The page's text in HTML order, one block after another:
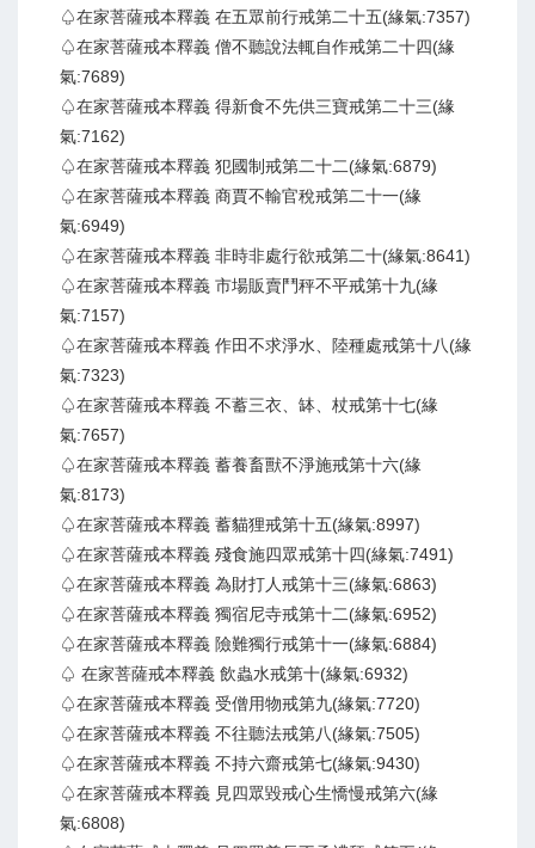
♤在家菩薩戒本釋義 在五眾前行戒第二十五(緣氣:7357)
♤在家菩薩戒本釋義 僧不聽說法輒自作戒第二十四(緣
氣:7689)
♤在家菩薩戒本釋義 得新食不先供三寶戒第二十三(緣
氣:7162)
♤在家菩薩戒本釋義 犯國制戒第二十二(緣氣:6879)
♤在家菩薩戒本釋義 商賈不輸官稅戒第二十一(緣
氣:6949)
♤在家菩薩戒本釋義 非時非處行欲戒第二十(緣氣:8641)
♤在家菩薩戒本釋義 市場販賣鬥秤不平戒第十九(緣
氣:7157)
♤在家菩薩戒本釋義 作田不求淨水、陸種處戒第十八(緣
氣:7323)
♤在家菩薩戒本釋義 不蓄三衣、缽、杖戒第十七(緣
氣:7657)
♤在家菩薩戒本釋義 蓄養畜獸不淨施戒第十六(緣
氣:8173)
♤在家菩薩戒本釋義 蓄貓狸戒第十五(緣氣:8997)
♤在家菩薩戒本釋義 殘食施四眾戒第十四(緣氣:7491)
♤在家菩薩戒本釋義 為財打人戒第十三(緣氣:6863)
♤在家菩薩戒本釋義 獨宿尼寺戒第十二(緣氣:6952)
♤在家菩薩戒本釋義 險難獨行戒第十一(緣氣:6884)
♤ 在家菩薩戒本釋義 飲蟲水戒第十(緣氣:6932)
♤在家菩薩戒本釋義 受僧用物戒第九(緣氣:7720)
♤在家菩薩戒本釋義 不往聽法戒第八(緣氣:7505)
♤在家菩薩戒本釋義 不持六齋戒第七(緣氣:9430)
♤在家菩薩戒本釋義 見四眾毀戒心生憍慢戒第六(緣
氣:6808)